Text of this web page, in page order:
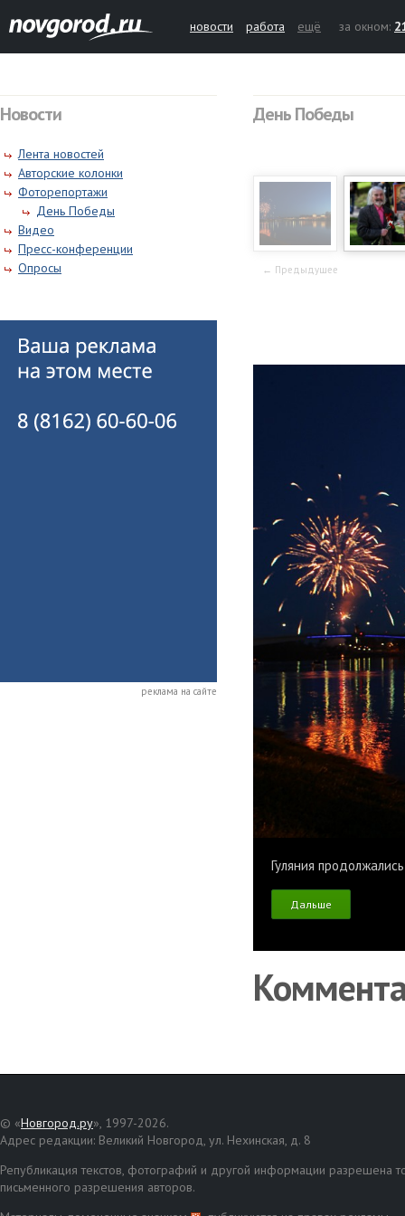
новости работа ещё за окном:
Новости
Лента новостей
Авторские колонки
Фоторепортажи
День Победы
Видео
Пресс-конференции
Опросы
реклама на сайте
День Победы
← Предыдущее
Гуляния
Дальше
© «Новгород.ру», 1997-2026.
Адрес редакции: Великий Новгород, ул. Нехинская, д. 8
Републикация текстов, фотографий и другой информации разрешена
письменного разрешения авторов.